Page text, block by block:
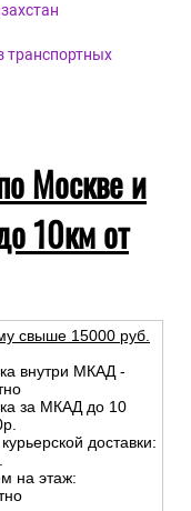
транспортных
Москве и
10км от
свыше 15000 руб.
внутри МКАД -
за МКАД до 10
доставки:
на этаж: